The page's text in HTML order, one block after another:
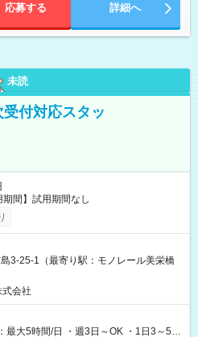
応募する 詳細へ
未読
付対応スタッ
定支給 【試用期間】試用期間なし
3-25-1（最寄り駅：モノレール美栄橋
式会社
最大5時間/日 ・週3日～OK ・1日3～5時